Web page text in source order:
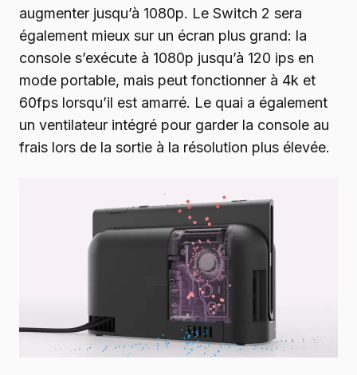
augmenter jusqu’à 1080p. Le Switch 2 sera
également mieux sur un écran plus grand: la
console s’exécute à 1080p jusqu’à 120 ips en
mode portable, mais peut fonctionner à 4k et
60fps lorsqu’il est amarré. Le quai a également
un ventilateur intégré pour garder la console au
frais lors de la sortie à la résolution plus élevée.